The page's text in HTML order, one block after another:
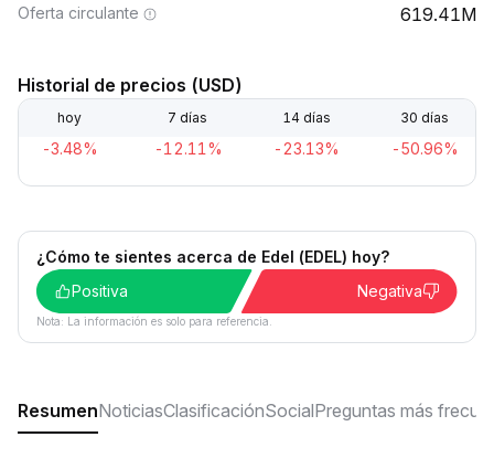
Oferta circulante 619.41M
Historial de precios (USD)
hoy 7 días 14 días 30 días
-3.48% -12.11% -23.13% -50.96%
¿Cómo te sientes acerca de Edel (EDEL) hoy?
Positiva
Negativa
Nota: La información es solo para referencia.
ResumenNoticiasClasificaciónSocialPreguntas más